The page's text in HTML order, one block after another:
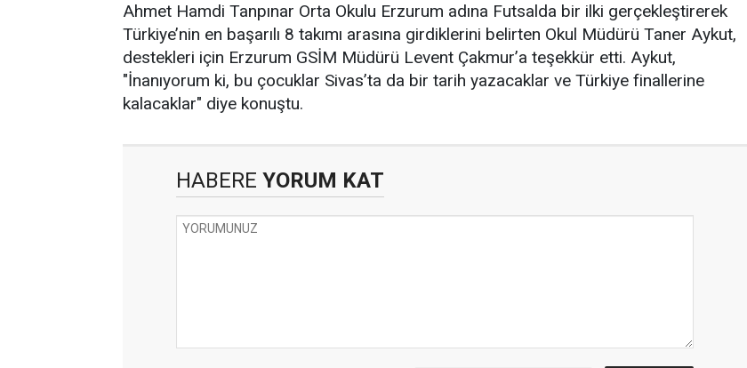
Ahmet Hamdi Tanpınar Orta Okulu Erzurum adına Futsalda bir ilki gerçekleştirerek
Türkiye’nin en başarılı 8 takımı arasına girdiklerini belirten Okul Müdürü Taner Aykut,
destekleri için Erzurum GSİM Müdürü Levent Çakmur’a teşekkür etti. Aykut,
"İnanıyorum ki, bu çocuklar Sivas’ta da bir tarih yazacaklar ve Türkiye finallerine
kalacaklar" diye konuştu.
HABERE YORUM KAT